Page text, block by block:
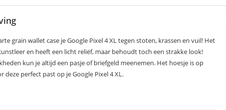
grain wallet case je Google Pixel 4 XL tegen stoten, krassen en vuil! Het
en heeft een licht reliëf, maar behoudt toch een strakke look!
kun je altijd een pasje of briefgeld meenemen. Het hoesje is op
deze perfect past op je Google Pixel 4 XL.